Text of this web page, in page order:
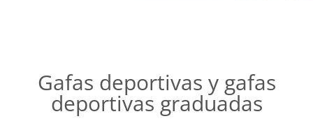
Gafas deportivas y gafas
deportivas graduadas